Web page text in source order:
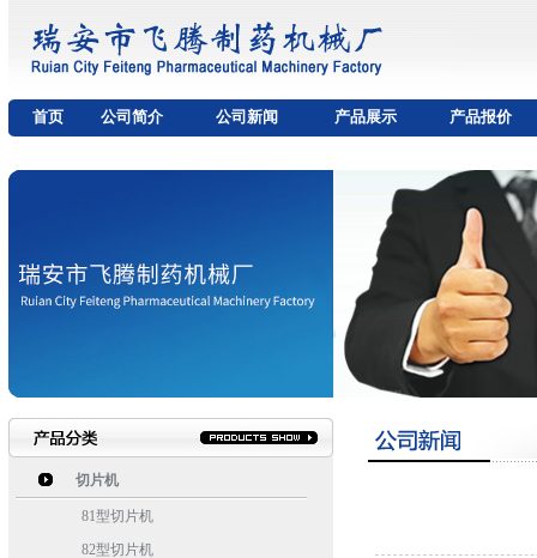
首页 公司简介 公司新闻 产品展示 产品报价
切片机
81型切片机
82型切片机